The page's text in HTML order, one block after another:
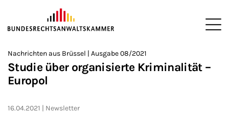
ZUM HAUPTINHALT SPRINGEN
Sie befinden sich hier:
>
Startseite
>
Newsroom
>
Newsletter
>
Nachrichten aus Brüssel
Nachrichten aus Brüssel | Ausgabe 08/2021
Studie über organisierte Kriminalität –
Europol
16.04.2021 Newsletter